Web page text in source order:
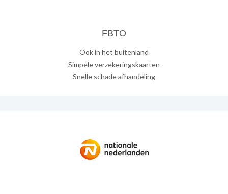
FBTO
Ook in het buitenland
Simpele verzekeringskaarten
Snelle schade afhandeling